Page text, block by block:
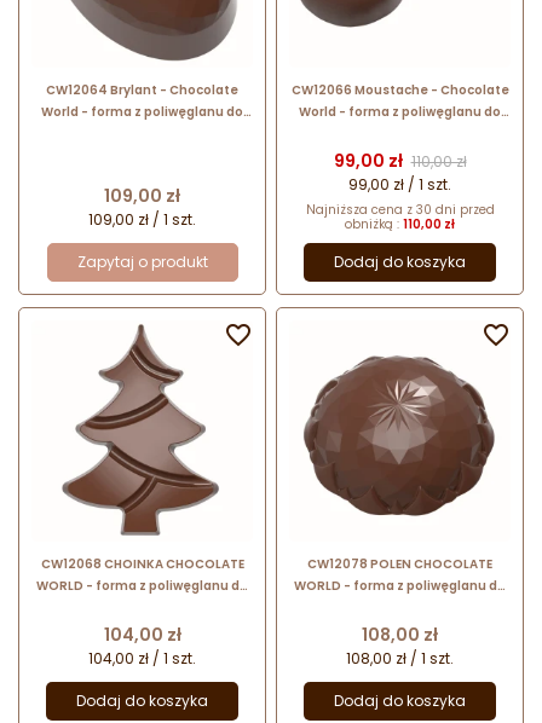
CW12064 Brylant - Chocolate
World - forma z poliwęglanu do
Cena
109,00 zł
109,00 zł / 1 szt.
Zapytaj o produkt
CW12066 Moustache - Chocolate
World - forma z poliwęglanu do
12.5 g x 21 pralin
Cena
99,00 zł Cena
110,00 zł
99,00 zł / 1 szt.
Najniższa cena z 30 dni przed
obniżką : 110,00 zł
Dodaj do koszyka
CW12068 CHOINKA CHOCOLATE
WORLD - forma z poliwęglanu do
choinki - poj. 36.5 g
Cena
104,00 zł
104,00 zł / 1 szt.
Dodaj do koszyka

CW12078 POLEN CHOCOLATE
WORLD - forma z poliwęglanu do
Zaritskyi - poj. 14 g
Cena
108,00 zł
108,00 zł / 1 szt.
Dodaj do koszyka
